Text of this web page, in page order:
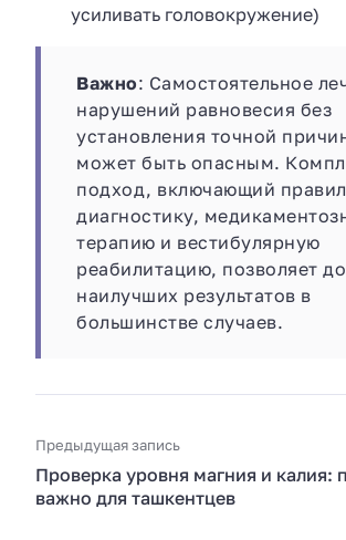
усиливать головокружение)
Важно: Самостоятельное
нарушений равновесия без
установления точной
может быть опасным.
подход, включающий
диагностику,
терапию и вестибулярную
реабилитацию, позволяет
наилучших результатов в
большинстве случаев.
Предыдущая запись
Проверка уровня магния и калия:
важно для ташкентцев